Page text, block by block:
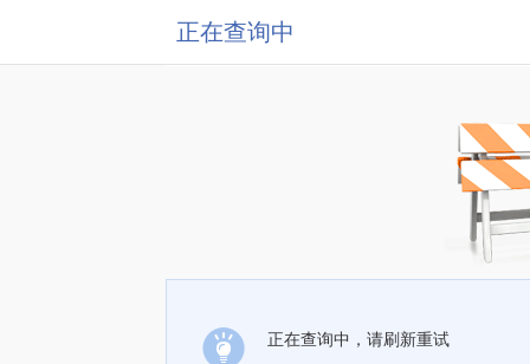
正在查询中
正在查询中，请刷新重试